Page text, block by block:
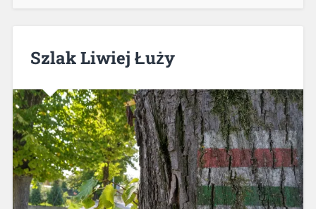
Szlak Liwiej Łuży